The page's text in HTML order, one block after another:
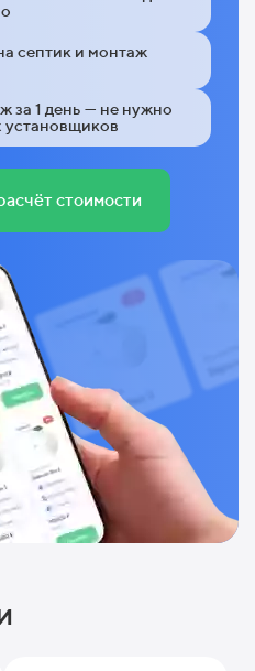
септик и монтаж
за 1 день — не нужно
установщиков
стоимости